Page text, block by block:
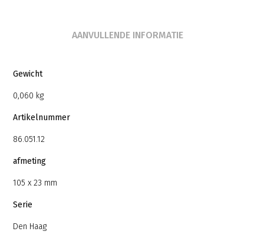
AANVULLENDE INFORMATIE
Gewicht
0,060 kg
Artikelnummer
86.051.12
afmeting
105 x 23 mm
Serie
Den Haag